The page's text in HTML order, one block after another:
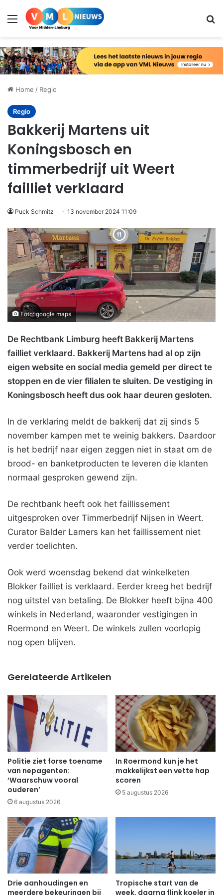
Menu
Home / Regio
Regio
Bakkerij Martens uit
Koningsbosch en
timmerbedrijf uit Weert
failliet verklaard
Puck Schmitz 13 november 2024 11:09
Foto: google maps
De Rechtbank Limburg heeft Bakkerij Martens
failliet verklaard. Bakkerij Martens had al op zijn
eigen website en social media gemeld per direct te
stoppen en de vier filialen te sluiten. De vestiging in
Koningsbosch heeft dus ook haar deuren gesloten.
In de verklaring meldt de bakkerij dat zij sinds 5
november kampen met te weinig bakkers. Daardoor
is het bedrijf naar eigen zeggen niet in staat om de
brood- en banketproducten te leveren die klanten
normaal gesproken gewend zijn.
De rechtbank heeft ook het faillissement
uitgesproken over Timmerbedrijf Nijsen in Weert.
Curator Balder Lamers kan het faillissement niet
verder toelichten.
Ook werd woensdag bekend dat winkelketen
Blokker failliet is verklaard. Eerder kreeg het bedrijf
nog uitstel van betaling. De Blokker heeft bijna 400
winkels in Nederland, waaronder vestigingen in
Roermond en Weert. De winkels zullen voorlopig
nog open blijven.
Gerelateerde Artikelen
Politie ziet forse toename
van nepagenten:
‘Waarschuw vooral
ouderen’
6 augustus 2026
In Roermond kun je het
makkelijkst een vette hap
scoren
5 augustus 2026
Drie aanhoudingen en
meerdere bekeuringen bij
Tropische start van de
week, daarna flink koeler in